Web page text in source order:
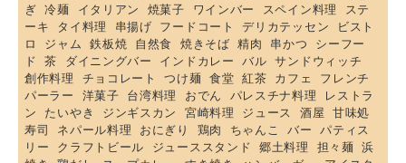
ぎ
冷麺 イタリアン 焼菓子 ワインバー スペイン料理
ステ
ーキ
タイ料理 串揚げ フードコート デリカテッセン
ビスト
ロ
ジャム 鉄板焼 自然食 焼きそば 精肉 串かつ
シーフー
ド
茶 ダイニングバー インドカレー バル
サンドウィッチ
創作料理
チョコレート つけ麺 食堂 紅茶 カフェ
フレンチ
パーラー
洋菓子 台湾料理 おでん パレスチナ料理
レストラ
ン
たいやき ジンギスカン 宮崎料理 ジュース 酒屋
甘味処
寿司
ネパール料理 おにぎり 鶏肉 ちゃんこ バー
パティス
リー
クラフトビール ジューススタンド 郷土料理 担々麺
浜